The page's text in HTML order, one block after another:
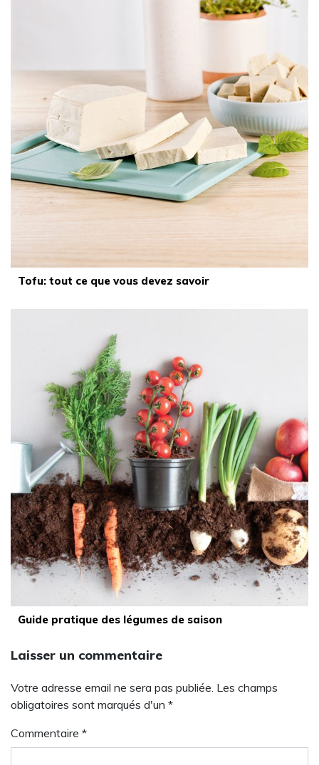
Tofu: tout ce que vous devez savoir
Guide pratique des légumes de saison
Laisser un commentaire
Votre adresse email ne sera pas publiée. Les champs
obligatoires sont marqués d'un *
Commentaire *